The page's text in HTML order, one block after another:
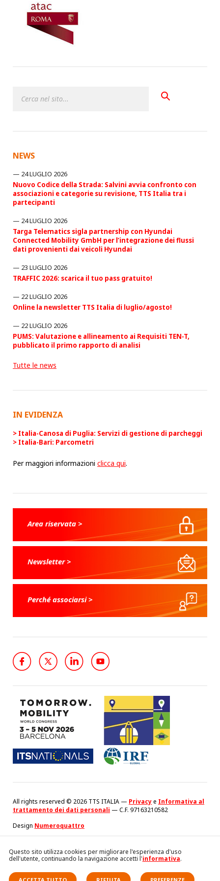
NEWS
24 LUGLIO 2026
Nuovo Codice della Strada: Salvini avvia confronto con
associazioni e categorie su revisione, TTS Italia tra i
partecipanti
24 LUGLIO 2026
Targa Telematics sigla partnership con Hyundai
Connected Mobility GmbH per l’integrazione dei flussi
dati provenienti dai veicoli Hyundai
23 LUGLIO 2026
TRAFFIC 2026: scarica il tuo pass gratuito!
22 LUGLIO 2026
Online la newsletter TTS Italia di luglio/agosto!
22 LUGLIO 2026
PUMS: Valutazione e allineamento ai Requisiti TEN-T,
pubblicato il primo rapporto di analisi
Tutte le news
IN EVIDENZA
Italia-Canosa di Puglia: Servizi di gestione di parcheggi
Italia-Bari: Parcometri
Per maggiori informazioniclicca qui.
Area riservata >
Newsletter >
Perché associarsi >
All rights reserved © 2026 TTS ITALIA — Privacye Informativa al
trattamento dei dati personali — C.F. 97163210582
Design Numeroquattro
Questo sito utilizza cookies per migliorare l'esperienza d'uso
dell'utente, continuando la navigazione accetti l'informativa.